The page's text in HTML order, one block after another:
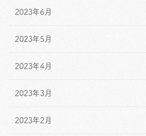
2023年6月
2023年5月
2023年4月
2023年3月
2023年2月